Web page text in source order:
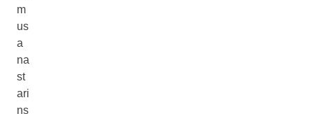
m
us
a
na
st
ari
ns